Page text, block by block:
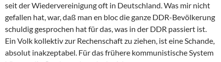
seit der Wiedervereinigung oft in Deutschland. Was mir nicht
gefallen hat, war, daß man en bloc die ganze DDR-Bevölkerung
schuldig gesprochen hat für das, was in der DDR passiert ist.
Ein Volk kollektiv zur Rechenschaft zu ziehen, ist eine Schande,
absolut inakzeptabel. Für das frühere kommunistische System